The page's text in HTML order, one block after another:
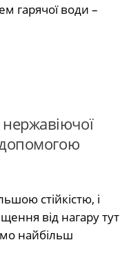
гарячої води –
допомогою
стійкістю, і
від нагару тут
найбільш